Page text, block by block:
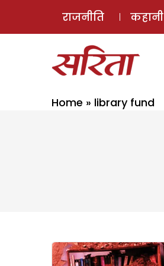
राजनीति कहानी
Home » library fund